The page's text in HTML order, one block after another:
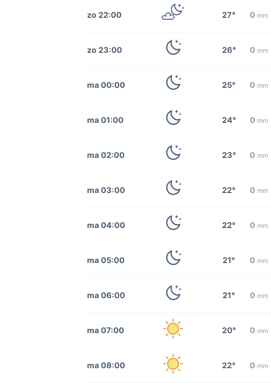
zo 22:00 27° 0 mm
zo 23:00 26° 0 mm
ma 00:00 25° 0 mm
ma 01:00 24° 0 mm
ma 02:00 23° 0 mm
ma 03:00 22° 0 mm
ma 04:00 22° 0 mm
ma 05:00 21° 0 mm
ma 06:00 21° 0 mm
ma 07:00 20° 0 mm
ma 08:00 22° 0 mm